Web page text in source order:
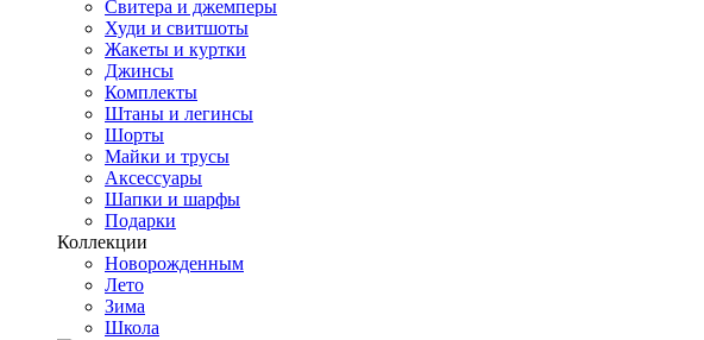
Свитера и джемперы
Худи и свитшоты
Жакеты и куртки
Джинсы
Комплекты
Штаны и легинсы
Шорты
Майки и трусы
Аксессуары
Шапки и шарфы
Подарки
Коллекции
Новорожденным
Лето
Зима
Школа